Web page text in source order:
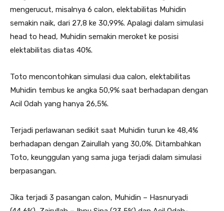
mengerucut, misalnya 6 calon, elektabilitas Muhidin
semakin naik, dari 27,8 ke 30,99%. Apalagi dalam simulasi
head to head, Muhidin semakin meroket ke posisi
elektabilitas diatas 40%.
Toto mencontohkan simulasi dua calon, elektabilitas
Muhidin tembus ke angka 50,9% saat berhadapan dengan
Acil Odah yang hanya 26,5%.
Terjadi perlawanan sedikit saat Muhidin turun ke 48,4%
berhadapan dengan Zairullah yang 30,0%. Ditambahkan
Toto, keunggulan yang sama juga terjadi dalam simulasi
berpasangan.
Jika terjadi 3 pasangan calon, Muhidin – Hasnuryadi